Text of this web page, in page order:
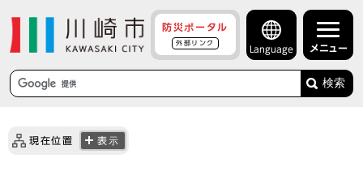
防災ポータル
外部リンク
Language メニュー
検索
現在位置 表示